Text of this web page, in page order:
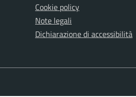
Cookie policy
Note legali
Dichiarazione di accessibilità